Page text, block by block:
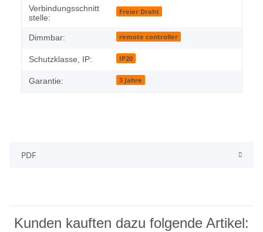
Verbindungsschnitt
stelle:
Freier Draht
Dimmbar: remote controller
Schutzklasse, IP: IP20
Garantie: 3 Jahre
PDF
Kunden kauften dazu folgende Artikel: